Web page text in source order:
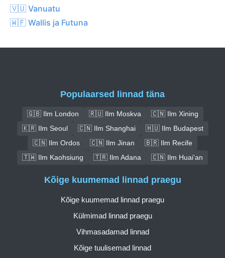
🇻🇺 Vanuatu
🇼🇫 Wallis ja Futuna
Populaarsed linnad täna
🇬🇧 Ilm London 🇷🇺 Ilm Moskva
🇨🇳 Ilm Xining
🇰🇷 Ilm Seoul
🇨🇳 Ilm Shanghai
🇭🇺 Ilm Budapest
🇨🇳 Ilm Ordos
🇨🇳 Ilm Jinan
🇧🇷 Ilm Recife
🇹🇼 Ilm Kaohsiung
🇹🇷 Ilm Adana 🇨🇳 Ilm Huai'an
Kõige kuumemad linnad praegu
Kõige kuumemad linnad praegu
Külmimad linnad praegu
Vihmasadamad linnad
Kõige tuulisemad linnad